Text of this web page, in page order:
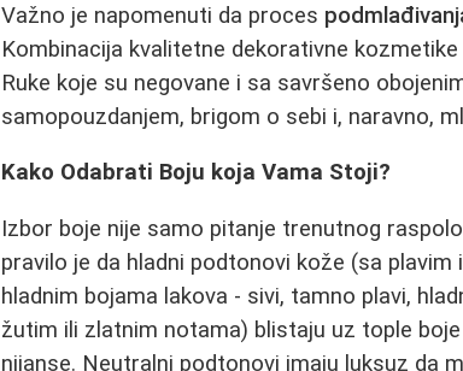
Važno je napomenuti da proces
Kombinacija kvalitetne dekorativne
Ruke koje su negovane i sa savršeno
samopouzdanjem, brigom o sebi i, naravno,
Kako Odabrati Boju koja Vama Stoji?
Izbor boje nije samo pitanje trenutnog
pravilo je da hladni podtonovi kože (sa
hladnim bojama lakova - sivi, tamno plavi,
žutim ili zlatnim notama) blistaju uz tople
nijanse. Neutralni podtonovi imaju luksuz da